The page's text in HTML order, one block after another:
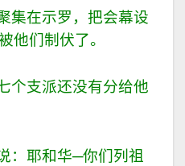
集在示罗，把会幕设
他们制伏了。
个支派还没有分给他
：耶和华─你们列祖